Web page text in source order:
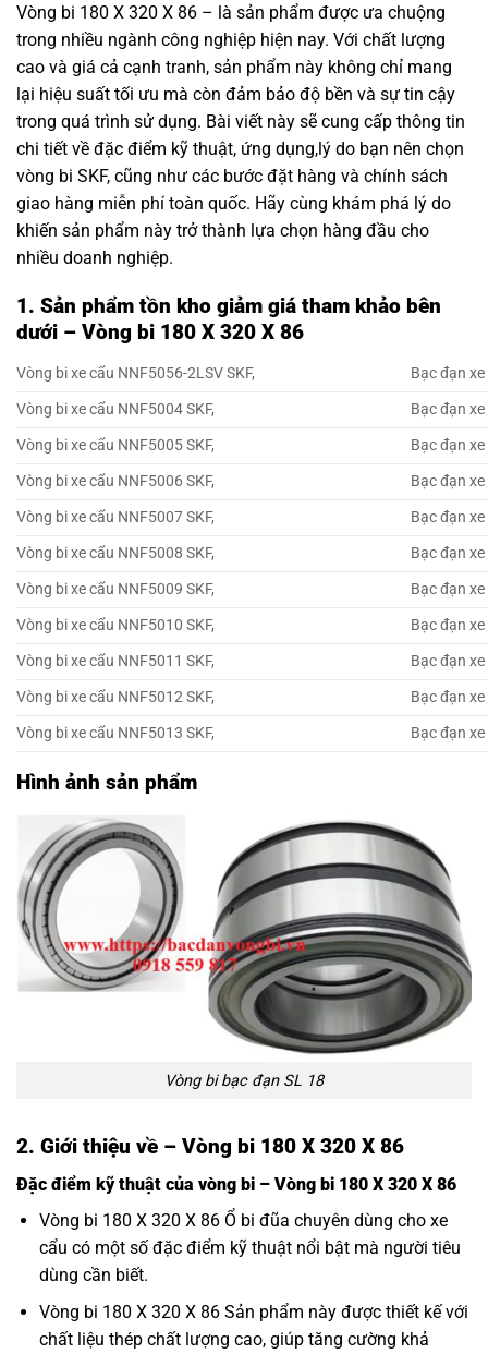
Vòng bi 180 X 320 X 86 – là sản phẩm được ưa chuộng
trong nhiều ngành công nghiệp hiện nay. Với chất lượng
cao và giá cả cạnh tranh, sản phẩm này không chỉ mang
lại hiệu suất tối ưu mà còn đảm bảo độ bền và sự tin cậy
trong quá trình sử dụng. Bài viết này sẽ cung cấp thông tin
chi tiết về đặc điểm kỹ thuật, ứng dụng,lý do bạn nên chọn
vòng bi SKF, cũng như các bước đặt hàng và chính sách
giao hàng miễn phí toàn quốc. Hãy cùng khám phá lý do
khiến sản phẩm này trở thành lựa chọn hàng đầu cho
nhiều doanh nghiệp.
1. Sản phẩm tồn kho giảm giá tham khảo bên
dưới – Vòng bi 180 X 320 X 86
Vòng bi xe cẩu NNF5056-2LSV SKF,
Bạc đạn
Vòng bi xe cẩu NNF5004 SKF,
Bạc đạn
Vòng bi xe cẩu NNF5005 SKF,
Bạc đạn
Vòng bi xe cẩu NNF5006 SKF,
Bạc đạn
Vòng bi xe cẩu NNF5007 SKF,
Bạc đạn
Vòng bi xe cẩu NNF5008 SKF,
Bạc đạn
Vòng bi xe cẩu NNF5009 SKF,
Bạc đạn
Vòng bi xe cẩu NNF5010 SKF,
Bạc đạn
Vòng bi xe cẩu NNF5011 SKF,
Bạc đạn
Vòng bi xe cẩu NNF5012 SKF,
Bạc đạn
Vòng bi xe cẩu NNF5013 SKF,
Bạc đạn
Hình ảnh sản phẩm
Vòng bi bạc đạn SL 18
2. Giới thiệu về – Vòng bi 180 X 320 X 86
Đặc điểm kỹ thuật của vòng bi – Vòng bi 180 X 320 X 86
Vòng bi 180 X 320 X 86 Ổ bi đũa chuyên dùng cho xe
cẩu có một số đặc điểm kỹ thuật nổi bật mà người tiêu
dùng cần biết.
Vòng bi 180 X 320 X 86 Sản phẩm này được thiết kế với
chất liệu thép chất lượng cao, giúp tăng cường khả